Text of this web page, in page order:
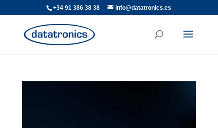
+34 91 386 38 38 info@datatronics.es